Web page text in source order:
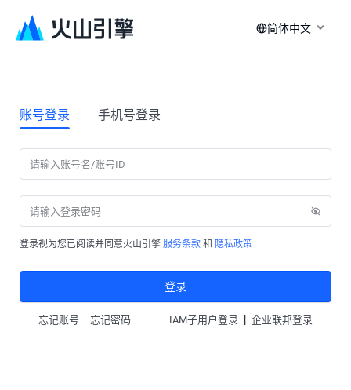
简体中文
账号登录 手机号登录
登录视为您已阅读并同意火山引擎 服务条款 和 隐私政策
登录
忘记账号 忘记密码 IAM子用户登录 | 企业联邦登录